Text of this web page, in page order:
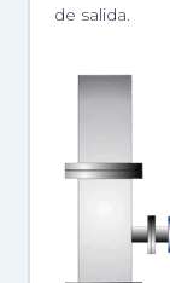
de salida.